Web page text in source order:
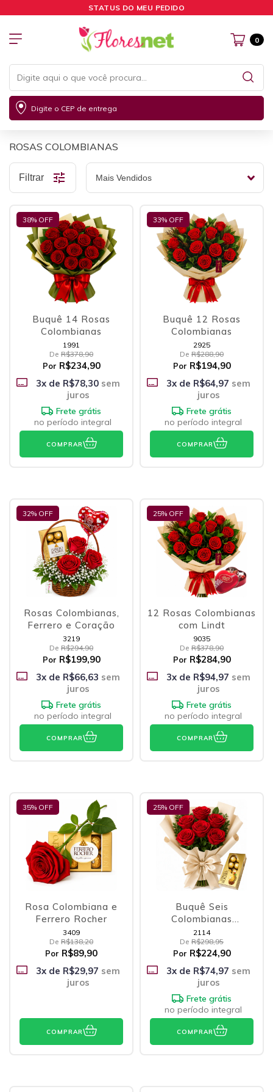
STATUS DO MEU PEDIDO
0
Digite o CEP de entrega
ROSAS COLOMBIANAS
Filtrar
38% OFF
Buquê 14 Rosas
Colombianas
1991
De R$378,90
Por R$234,90
3x de R$78,30 sem
juros
Frete grátis
no período integral
COMPRAR
33% OFF
Buquê 12 Rosas
Colombianas
2925
De R$288,90
Por R$194,90
3x de R$64,97 sem
juros
Frete grátis
no período integral
COMPRAR
32% OFF
Rosas Colombianas,
Ferrero e Coração
3219
De R$294,90
Por R$199,90
3x de R$66,63 sem
juros
Frete grátis
no período integral
COMPRAR
25% OFF
12 Rosas Colombianas
com Lindt
9035
De R$378,90
Por R$284,90
3x de R$94,97 sem
juros
Frete grátis
no período integral
COMPRAR
35% OFF
Rosa Colombiana e
Ferrero Rocher
3409
De R$138,20
Por R$89,90
3x de R$29,97 sem
juros
COMPRAR
25% OFF
Buquê Seis
Colombianas
Vermelhas e Ferrero
2114
De R$298,95
Por R$224,90
3x de R$74,97 sem
juros
Frete grátis
no período integral
COMPRAR